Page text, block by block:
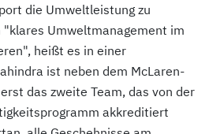
die Umweltleistung zu
Umweltmanagement im
heißt es in einer
ist neben dem McLaren-
das zweite Team, das von der
akkreditiert